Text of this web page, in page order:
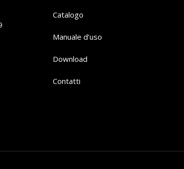
Catalogo
Manuale d’uso
Download
Contatti